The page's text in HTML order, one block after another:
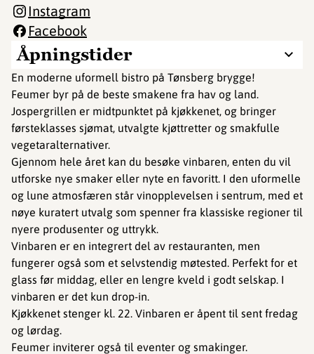
Åpningstider
En moderne uformell bistro på Tønsberg brygge!
Feumer byr på de beste smakene fra hav og land.
Jospergrillen er midtpunktet på kjøkkenet, og bringer
førsteklasses sjømat, utvalgte kjøttretter og smakfulle
vegetaralternativer.
Gjennom hele året kan du besøke vinbaren, enten du vil
utforske nye smaker eller nyte en favoritt. I den uformelle
og lune atmosfæren står vinopplevelsen i sentrum, med et
nøye kuratert utvalg som spenner fra klassiske regioner til
nyere produsenter og uttrykk.
Vinbaren er en integrert del av restauranten, men
fungerer også som et selvstendig møtested. Perfekt for et
glass før middag, eller en lengre kveld i godt selskap. I
vinbaren er det kun drop-in.
Kjøkkenet stenger kl. 22. Vinbaren er åpent til sent fredag
og lørdag.
Feumer inviterer også til eventer og smakinger.
Instagram
Facebook